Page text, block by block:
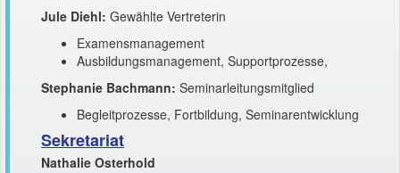
Jule Diehl: Gewählte Vertreterin
Examensmanagement
Ausbildungsmanagement, Supportprozesse,
Stephanie Bachmann: Seminarleitungsmitglied
Begleitprozesse, Fortbildung, Seminarentwicklung
Sekretariat
Nathalie Osterhold